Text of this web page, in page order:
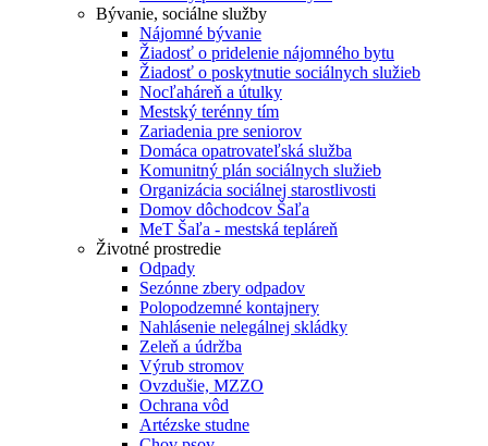
Bývanie, sociálne služby
Nájomné bývanie
Žiadosť o pridelenie nájomného bytu
Žiadosť o poskytnutie sociálnych služieb
Nocľaháreň a útulky
Mestský terénny tím
Zariadenia pre seniorov
Domáca opatrovateľská služba
Komunitný plán sociálnych služieb
Organizácia sociálnej starostlivosti
Domov dôchodcov Šaľa
MeT Šaľa - mestská tepláreň
Životné prostredie
Odpady
Sezónne zbery odpadov
Polopodzemné kontajnery
Nahlásenie nelegálnej skládky
Zeleň a údržba
Výrub stromov
Ovzdušie, MZZO
Ochrana vôd
Artézske studne